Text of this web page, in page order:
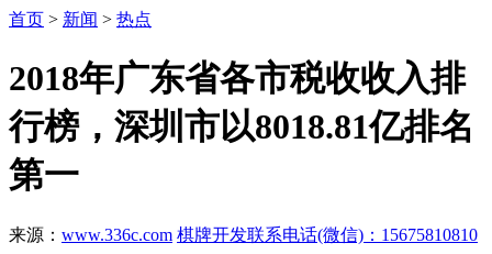
首页 > 新闻 > 热点
2018年广东省各市税收收入排
行榜，深圳市以8018.81亿排名
第一
来源： www.336c.com 棋牌开发联系电话(微信)：15675810810